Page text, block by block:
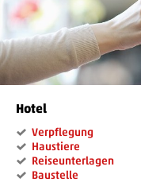
Hotel
Verpflegung
Haustiere
Reiseunterlagen
Baustelle